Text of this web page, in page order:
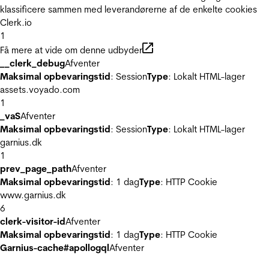
klassificere sammen med leverandørerne af de enkelte cookies
Clerk.io
1
Få mere at vide om denne udbyder
__clerk_debugAfventer
Maksimal opbevaringstid: SessionType: Lokalt HTML-lager
assets.voyado.com
1
_vaSAfventer
Maksimal opbevaringstid: SessionType: Lokalt HTML-lager
garnius.dk
1
prev_page_pathAfventer
Maksimal opbevaringstid: 1 dagType: HTTP Cookie
www.garnius.dk
6
clerk-visitor-idAfventer
Maksimal opbevaringstid: 1 dagType: HTTP Cookie
Garnius-cache#apollogqlAfventer